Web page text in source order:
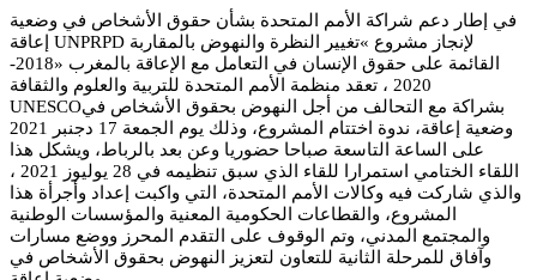
في إطار دعم شراكة الأمم المتحدة بشأن حقوق الأشخاص في وضعية
إعاقة UNPRPD لإنجاز مشروع »تغيير النظرة والنهوض بالمقاربة
القائمة على حقوق الإنسان في التعامل مع الإعاقة بالمغرب «2018-
2020 ، تعقد منظمة الأمم المتحدة للتربية والعلوم والثقافة
UNESCOبشراكة مع التحالف من أجل النهوض بحقوق الأشخاص في
وضعية إعاقة، ندوة اختتام المشروع، وذلك يوم الجمعة 17 دجنبر 2021
على الساعة التاسعة صباحا حضوريا وعن بعد بالرباط، ويشكل هذا
اللقاء الختامي استمرارا للقاء الذي سبق تنظيمه في 28 يوليوز 2021 ،
والذي شاركت فيه وكالات الأمم المتحدة، التي واكبت إعداد وأجرأة هذا
المشروع، والقطاعات الحكومية المعنية والمؤسسات الوطنية
والمجتمع المدني، وتم الوقوف على التقدم المحرز ووضع مسارات
وآفاق للمرحلة الثانية للتعاون لتعزيز النهوض بحقوق الأشخاص في